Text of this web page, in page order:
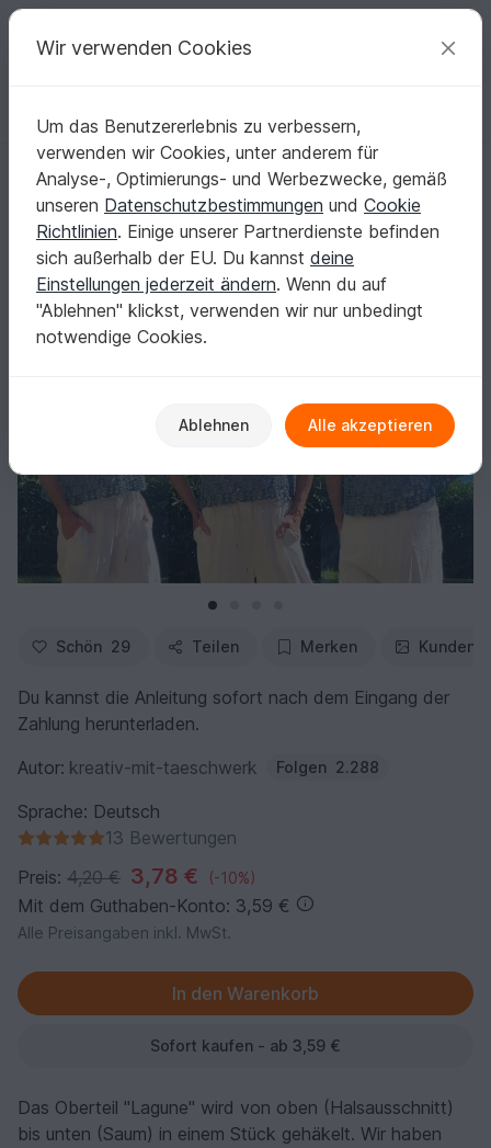
Deine kreativen Ideen
Deutsch | € (EUR) einloggen Kostenlos registrieren
Startseite Häkeln Damen Shirts & Tuniken
Oberteil "Lagune", Raglan von oben, alle Gr. + Längen
Oberteil "Lagune", Raglan von oben, alle Gr. +
Längen
Schön 29 Teilen Merken
Du kannst die Anleitung sofort nach dem Eingang der
Zahlung herunterladen.
Autor: kreativ-mit-taeschwerk Folgen 2.288
Sprache: Deutsch
13 Bewertungen
Preis: 4,20 € 3,78 € (-10%)
Mit dem Guthaben-Konto: 3,59 €
Alle Preisangaben inkl. MwSt.
Sofort kaufen - ab 3,59 €
Das Oberteil "Lagune" wird von oben (Halsausschnitt)
bis unten (Saum) in einem Stück gehäkelt. Wir haben
Wir verwenden Cookies
Um das Benutzererlebnis zu verbessern,
verwenden wir Cookies, unter anderem für
Analyse-, Optimierungs- und Werbezwecke, gemäß
unseren Datenschutzbestimmungen und Cookie
Richtlinien. Einige unserer Partnerdienste befinden
sich außerhalb der EU. Du kannst deine
Einstellungen jederzeit ändern. Wenn du auf
"Ablehnen" klickst, verwenden wir nur unbedingt
notwendige Cookies.
Ablehnen Alle akzeptieren